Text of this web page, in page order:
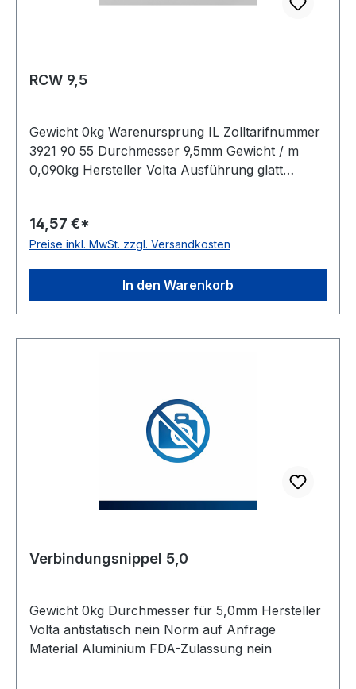
RCW 9,5
Gewicht 0kg Warenursprung IL Zolltarifnummer
3921 90 55 Durchmesser 9,5mm Gewicht / m
0,090kg Hersteller Volta Ausführung glatt
FDA-Zulassung ja Zugstrang Polyester
Shorehärte 100° Shore A
14,57 €*
Preise inkl. MwSt. zzgl. Versandkosten
In den Warenkorb
Verbindungsnippel 5,0
Gewicht 0kg Durchmesser für 5,0mm Hersteller
Volta antistatisch nein Norm auf Anfrage
Material Aluminium FDA-Zulassung nein